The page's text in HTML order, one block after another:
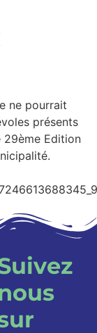
ne pourrait
présents
Edition